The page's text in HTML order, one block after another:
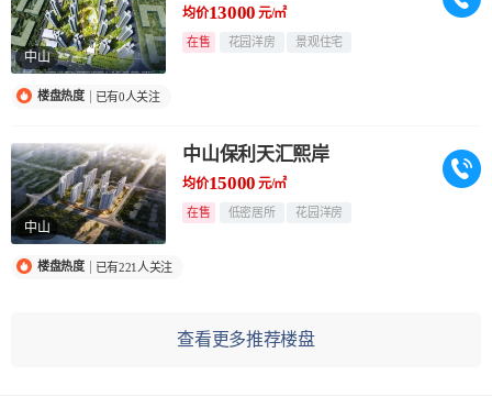
中山
均价13000 元/㎡
在售 花园洋房 景观住宅
楼盘热度 已有0人关注
中山
中山保利天汇熙岸
均价15000 元/㎡
在售 低密居所 花园洋房
楼盘热度 已有221人关注
查看更多推荐楼盘